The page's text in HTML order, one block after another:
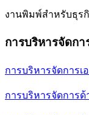
งานพิมพ์สำหรับธุร
การบริหารจัดกา
การบริหารจัดการ
การบริหารจัดการ